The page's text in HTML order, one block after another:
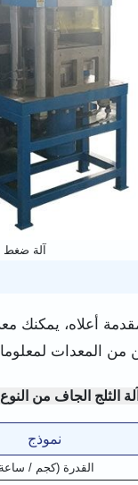
آلة ضغط
أعلاه، يمكنك
من المعدات
الثلج الجاف من
نموذج
القدرة (كجم /